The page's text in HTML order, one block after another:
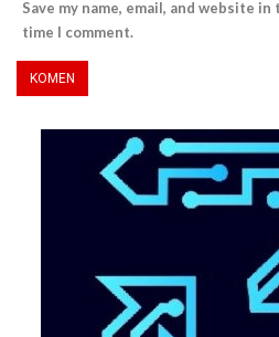
Save my name, email, and website
time I comment.